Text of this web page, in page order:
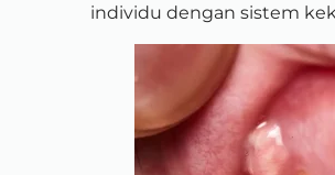
individu dengan sistem